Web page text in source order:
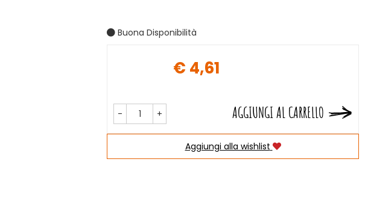
Buona Disponibilità
€ 4,61
- + AGGIUNGI AL CARRELLO
Aggiungi alla wishlist